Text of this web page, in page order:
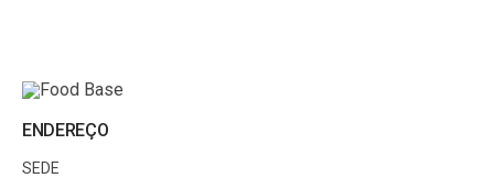
ENDEREÇO
SEDE